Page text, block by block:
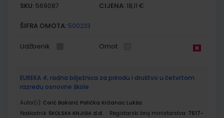
SKU: 569087 CIJENA: 18,11 €
ŠIFRA OMOTA: 500233
Udžbenik Omot
EUREKA 4; radna bilježnica za prirodu i društvo u četvrtom
razredu osnovne škole
Autor(i): Ćorić Bakarić Palička Križanac Lukša
Nakladnik: ŠKOLSKA KNJIGA d.d. Registarski broj ministarstva: 7617-